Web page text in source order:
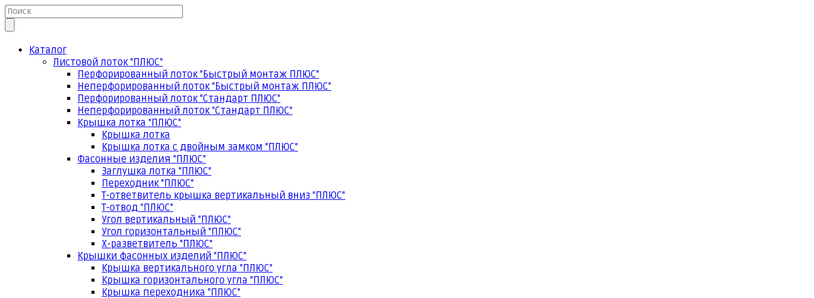
Каталог
Листовой лоток "ПЛЮС"
Перфорированный лоток "Быстрый монтаж ПЛЮС"
Неперфорированный лоток "Быстрый монтаж ПЛЮС"
Перфорированный лоток "Стандарт ПЛЮС"
Неперфорированный лоток "Стандарт ПЛЮС"
Крышка лотка "ПЛЮС"
Крышка лотка
Крышка лотка с двойным замком "ПЛЮС"
Фасонные изделия "ПЛЮС"
Заглушка лотка "ПЛЮС"
Переходник "ПЛЮС"
Т-ответвитель крышка вертикальный вниз "ПЛЮС"
Т-отвод "ПЛЮС"
Угол вертикальный "ПЛЮС"
Угол горизонтальный "ПЛЮС"
Х-разветвитель "ПЛЮС"
Крышки фасонных изделий "ПЛЮС"
Крышка вертикального угла "ПЛЮС"
Крышка горизонтального угла "ПЛЮС"
Крышка переходника "ПЛЮС"